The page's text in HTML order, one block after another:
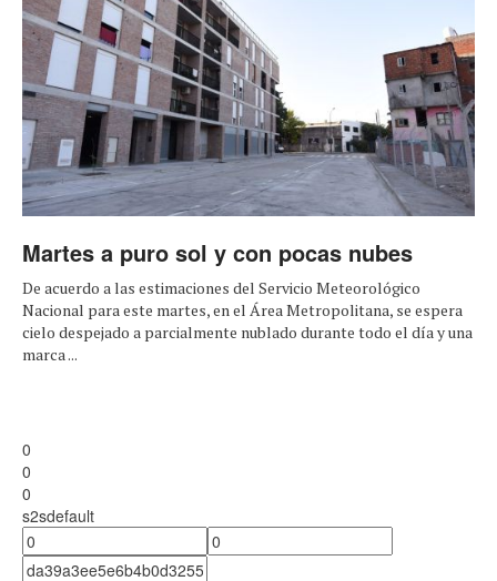
Martes a puro sol y con pocas nubes
De acuerdo a las estimaciones del Servicio Meteorológico
Nacional para este martes, en el Área Metropolitana, se espera
cielo despejado a parcialmente nublado durante todo el día y una
marca ...
0
0
0
s2sdefault